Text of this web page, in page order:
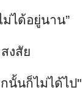
ได้อยู่นาน”
งสัย
นั้นก็ไม่ได้ไป"